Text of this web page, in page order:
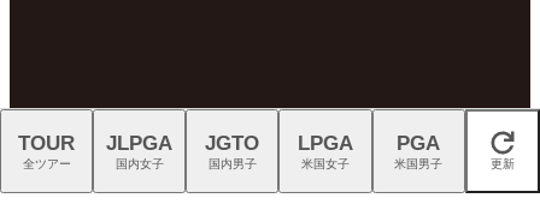
閉じる
TOUR
全ツアー
JLPGA
国内女子
JGTO
国内男子
LPGA
米国女子
PGA
米国男子 更新